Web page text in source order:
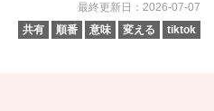
最終更新日：2026-07-07
共有
順番 意味 変える tiktok